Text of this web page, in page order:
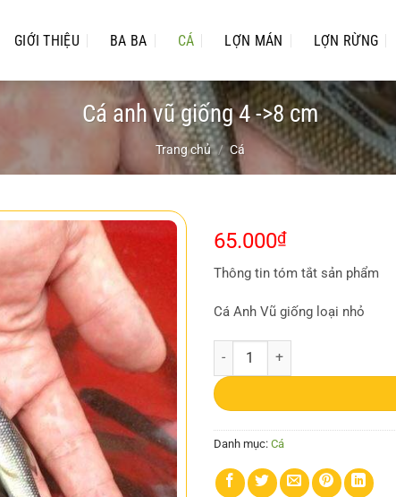
GIỚI THIỆU BA BA CÁ LỢN MÁN LỢN RỪNG
Cá anh vũ giống 4 ->8 cm
Trang chủ / Cá
65.000₫
Thông tin tóm tắt sản phẩm
Cá Anh Vũ giống loại nhỏ
Cá anh vũ giống 4 ->8 cm số lượng
Danh mục: Cá